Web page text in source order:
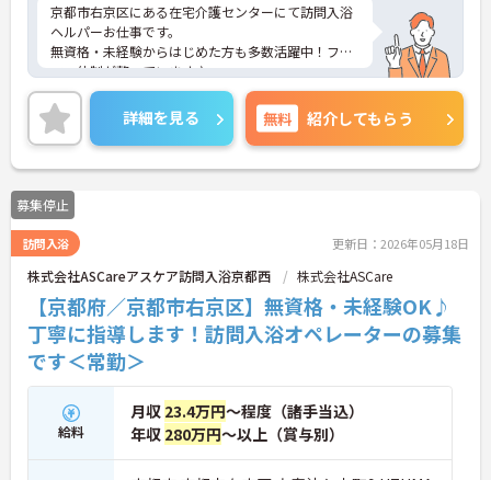
京都市右京区にある在宅介護センターにて訪問入浴
ヘルパーお仕事です。
無資格・未経験からはじめた方も多数活躍中！フォ
ロー体制が整っています♪
日勤のお仕事なのでプライベートと両立がしやすく
育児中の方にもおすすめの求人です。
ご興味がある方は是非一度マイナビまでお問い合わ
せください。さらに詳細などお伝えします！
詳細を見る 無料 紹介してもらう
募集停止
訪問入浴 更新日：2026年05月18日
株式会社ASCareアスケア訪問入浴京都西 株式会社ASCare
【京都府／京都市右京区】無資格・未経験OK♪
丁寧に指導します！訪問入浴オペレーターの募集
です＜常勤＞
給料
月収 23.4万円～程度（諸手当込）
年収 280万円～以上（賞与別）